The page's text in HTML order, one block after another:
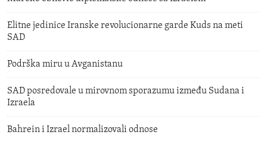
Elitne jedinice Iranske revolucionarne garde Kuds na meti
SAD
Podrška miru u Avganistanu
SAD posredovale u mirovnom sporazumu između Sudana i
Izraela
Bahrein i Izrael normalizovali odnose